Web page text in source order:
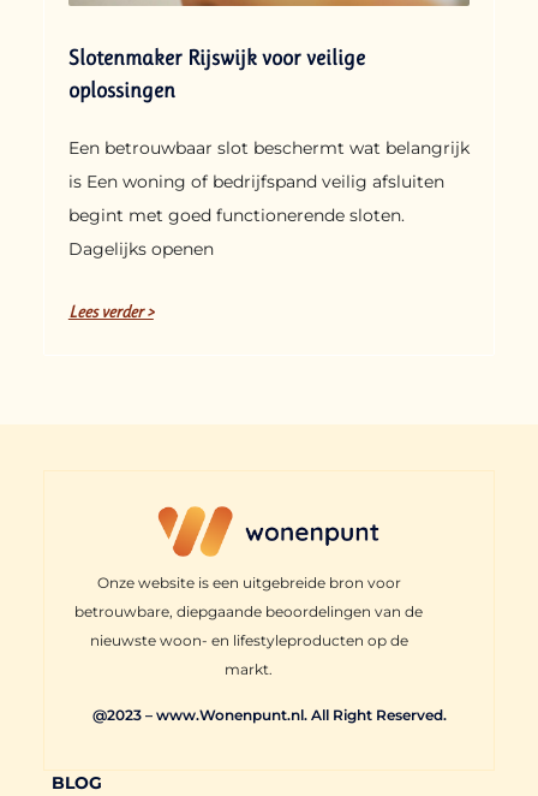
Slotenmaker Rijswijk voor veilige
oplossingen
Een betrouwbaar slot beschermt wat belangrijk
is Een woning of bedrijfspand veilig afsluiten
begint met goed functionerende sloten.
Dagelijks openen
Lees verder >
Onze website is een uitgebreide bron voor
betrouwbare, diepgaande beoordelingen van de
nieuwste woon- en lifestyleproducten op de
markt.
@2023 – www.Wonenpunt.nl. All Right Reserved.
BLOG